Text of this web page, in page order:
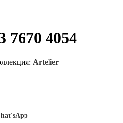
7670 4054
Artelier